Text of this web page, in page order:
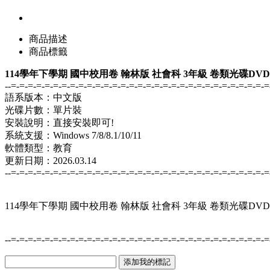
商品描述
商品標籤
114學年下學期 國中校用卷 翰林版 社會科 3年級 卷類光碟
--=-=-=-=-=-=-=-=-=-=-=-=-=-=-=-=-=-=-=-=-=-=-=-=-=-=-=-=-=-=-
語系版本：中文版
光碟片數：單片裝
安裝說明：直接安裝即可!
系統支援：Windows 7/8/8.1/10/11
軟體類型：教育
更新日期：2026.03.14
--=-=-=-=-=-=-=-=-=-=-=-=-=-=-=-=-=-=-=-=-=-=-=-=-=-=-=-=-=-=-
114學年下學期 國中校用卷 翰林版 社會科 3年級 卷類光碟
--=-=-=-=-=-=-=-=-=-=-=-=-=-=-=-=-=-=-=-=-=-=-=-=-=-=-=-=-=-=-